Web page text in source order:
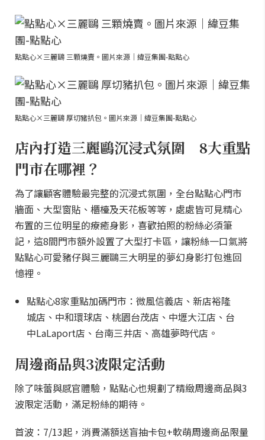
點點心×三麗鷗 三顆燒賣。圖片來源｜緯豆集團-點點心
點點心×三麗鷗 厚切豬扒包。圖片來源｜緯豆集團-點點心
店內打造三麗鷗沉浸式氛圍 8大重點
門市在哪裡？
為了讓顧客體驗最完整的沉浸式氛圍，全台點點心門市
牆面、大型窗貼、櫃檯及天花板等等，處處皆可見精心
布置的三位明星的療癒身影，喜歡拍照的粉絲必須筆
記，這8間門市額外設置了大型打卡區，讓粉絲一口氣將
點點心可愛豬仔與三麗鷗三大明星的夢幻身影打包進回
憶裡。
點點心8家重點加碼門市：微風信義店、新店裕隆
城店、中和環球店、桃園台茂店、中壢大江店、台
中LaLaport店、台南三井店、高雄夢時代店。
周邊商品與3波限定活動
除了味蕾與感官體驗，點點心也規劃了精緻周邊商品與3
波限定活動，滿足粉絲的期待。
首波：7/13起，消費滿額送盲抽卡包+軟萌周邊商品限量